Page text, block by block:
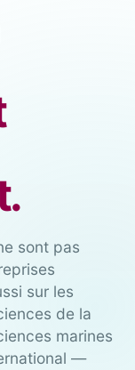
sont pas
sur les
de la
marines
—